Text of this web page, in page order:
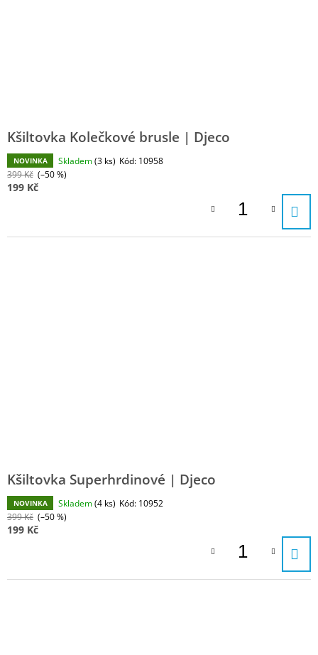
Kšiltovka Kolečkové brusle | Djeco
NOVINKA Skladem(3 ks) Kód: 10958
399 Kč (–50 %)
199 Kč
Kšiltovka Superhrdinové | Djeco
NOVINKA Skladem(4 ks) Kód: 10952
399 Kč (–50 %)
199 Kč